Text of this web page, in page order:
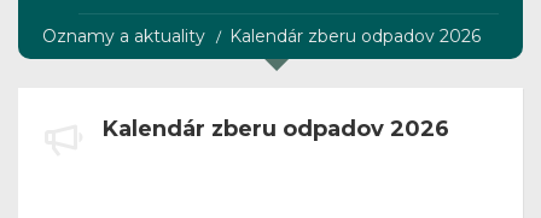
Oznamy a aktuality Kalendár zberu odpadov 2026
Kalendár zberu odpadov 2026